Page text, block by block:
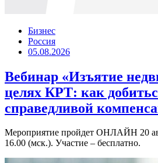
Бизнес
Россия
05.08.2026
Вебинар «Изъятие
целях КРТ: как
справедливой
Мероприятие пройдет ОНЛАЙН 20
16.00 (мск.). Участие – бесплатно.